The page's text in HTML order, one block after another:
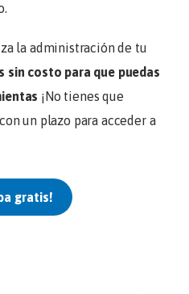
la administración de tu
sin costo para que puedas
¡No tienes que
un plazo para acceder a
gratis!